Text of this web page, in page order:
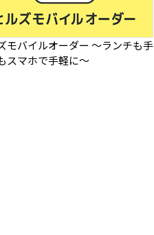
モバイルオーダー ～ランチも手
スマホで手軽に～